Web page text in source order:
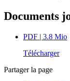
Documents
PDF | 3.8 Mio
Télécharger
Partager la page